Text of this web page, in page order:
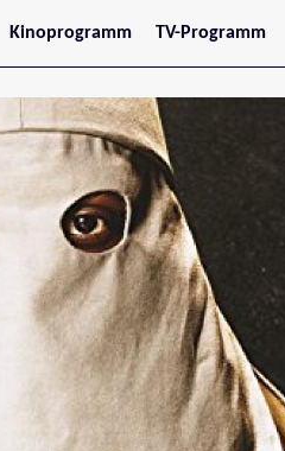
Kinoprogramm
Jetzt im Kino
Wien
Niederösterreich
Oberösterreich
Burgenland
Kärnten
Salzburg
Vorarlberg
TV-Programm